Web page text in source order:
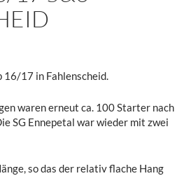
16/17 in Fahlenscheid.
waren erneut ca. 100 Starter nach
SG Ennepetal war wieder mit zwei
so das der relativ flache Hang